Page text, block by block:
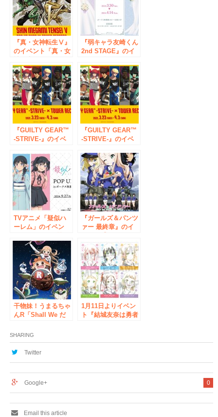
『真・女神転生Ⅴ』
のイベント「真・女
SHOP in TOWER
RECORDS」の開催
が決定！
『弱キャラ友崎くん
2nd STAGE』のイ
崎くん 2nd
STAGE』POP UP
SHOP in ボークス
秋葉原ホビー天国2
の開催が決定！
『GUILTY GEAR™
-STRIVE-』のイベ
GEAR™ -STRIVE-
POP UP SHOP in
TOWER
RECORDS」の開催
が決定！
『GUILTY GEAR™
-STRIVE-』のイベ
GEAR™ -STRIVE-
POP UP SHOP in
TOWER
RECORDS」の開催
が決定！
TVアニメ「疑似ハ
ーレム」のイベン
似ハーレム」POP
UP SHOP in ボーク
ス秋葉原ホビー天国
2の開催が決定！
『ガールズ＆パンツ
ァー 最終章』のイ
SHOP in ボークス
秋葉原ホビー天国】
がボークス秋葉原ホ
ビー天国にて開催決
定！
干物妹！うまるちゃ
んR「Shall We だ
12/16より ボークス
秋葉原ホビー天国に
て開催！
1月11日よりイベン
ト『結城友奈は勇者
秋葉原ホビー天国』
SHARING
Twitter
0
Google+
Email this article